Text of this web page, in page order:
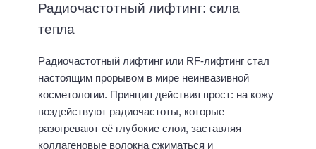
Радиочастотный лифтинг: сила
тепла
Радиочастотный лифтинг или RF-лифтинг стал
настоящим прорывом в мире неинвазивной
косметологии. Принцип действия прост: на кожу
воздействуют радиочастоты, которые
разогревают её глубокие слои, заставляя
коллагеновые волокна сжиматься и